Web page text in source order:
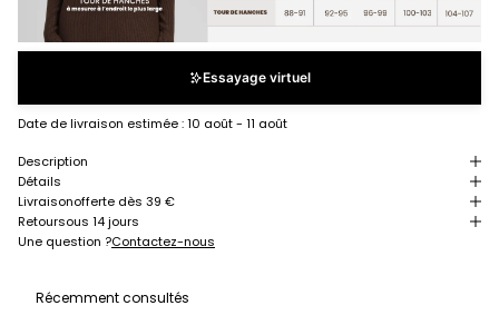
Essayage virtuel
Date de livraison estimée :10 août - 11 août
Description
Détails
Livraisonofferte dès 39 €
Retoursous 14 jours
Une question ?Contactez-nous
Récemment consultés